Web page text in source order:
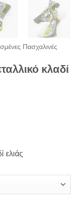
Πασχαλινές
κλαδί
ελιάς